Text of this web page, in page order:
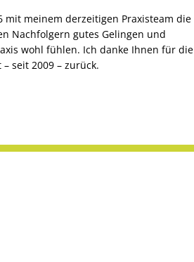
mit meinem derzeitigen Praxisteam die
Nachfolgern gutes Gelingen und
wohl fühlen. Ich danke Ihnen für die
seit 2009 – zurück.